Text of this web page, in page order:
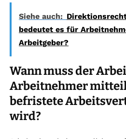
Siehe auch:
bedeutet es für
Arbeitgeber?
Wann muss der
Arbeitnehmer
befristete
wird?